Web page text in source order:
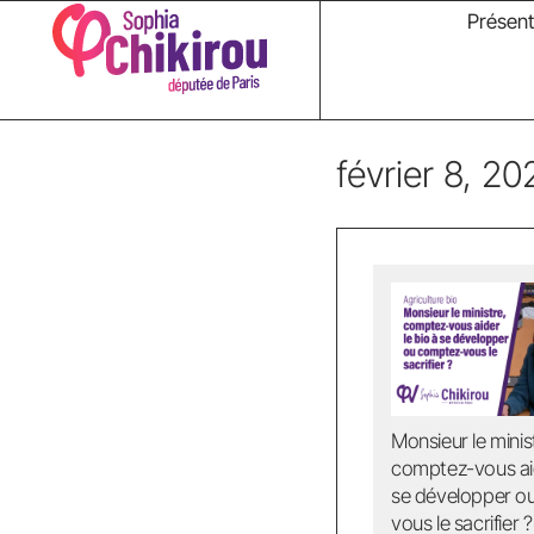
février 8,
Monsieur le
comptez-vous
se développer
vous le sacrifier ?